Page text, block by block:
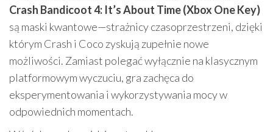
Crash Bandicoot 4: It’s About Time (Xbox One Key)
są maski kwantowe—strażnicy czasoprzestrzeni, dzięki
którym Crash i Coco zyskują zupełnie nowe
możliwości. Zamiast polegać wyłącznie na klasycznym
platformowym wyczuciu, gra zachęca do
eksperymentowania i wykorzystywania mocy w
odpowiednich momentach.